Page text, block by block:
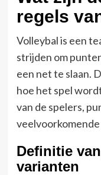
regels
Volleybal is een
strijden om
een net te slaan.
hoe het spel
van de spelers,
Definitie
varianten